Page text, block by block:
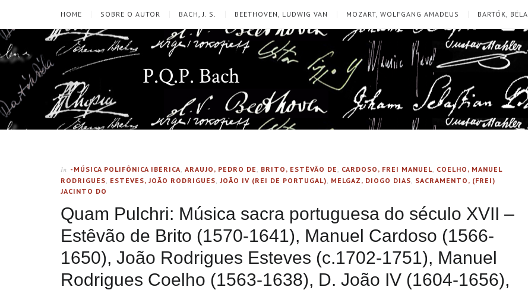
HOME SOBRE O AUTOR BACH, J. S. BEETHOVEN, LUDWIG VAN MOZART, WOLFGANG AMADEUS BARTÓK, BÉLA
P.Q.P. Bach
In -MÚSICA POLIFÔNICA IBÉRICA, ARAUJO, PEDRO DE , BRITO, ESTÊVÃO DE , CARDOSO, FREI MANUEL, COELHO, MANUEL
RODRIGUES, ESTEVES, JOÃO RODRIGUES, JOÃO IV (REI DE PORTUGAL), MELGAZ, DIOGO DIAS, SACRAMENTO, (FREI)
JACINTO DO
Quam Pulchri: Música sacra portuguesa do século XVII –
Estêvão de Brito (1570-1641), Manuel Cardoso (1566-
1650), João Rodrigues Esteves (c.1702-1751), Manuel
Rodrigues Coelho (1563-1638), D. João IV (1604-1656),